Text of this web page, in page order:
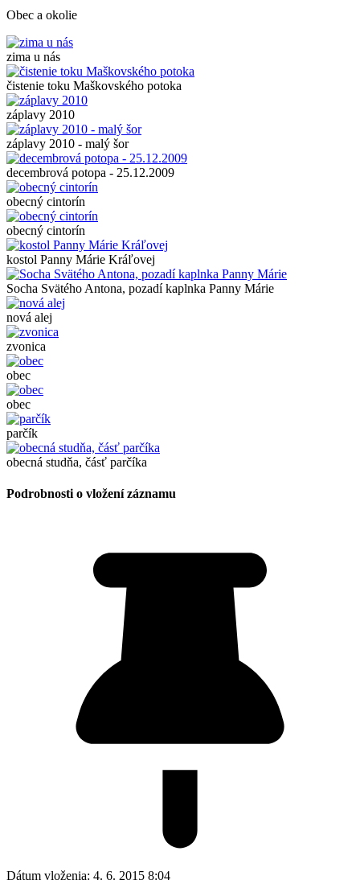
Obec a okolie
zima u nás
čistenie toku Maškovského potoka
záplavy 2010
záplavy 2010 - malý šor
decembrová potopa - 25.12.2009
obecný cintorín
obecný cintorín
kostol Panny Márie Kráľovej
Socha Svätého Antona, pozadí kaplnka Panny Márie
nová alej
zvonica
obec
obec
parčík
obecná studňa, čásť parčíka
Podrobnosti o vložení záznamu
Dátum vloženia: 4. 6. 2015 8:04